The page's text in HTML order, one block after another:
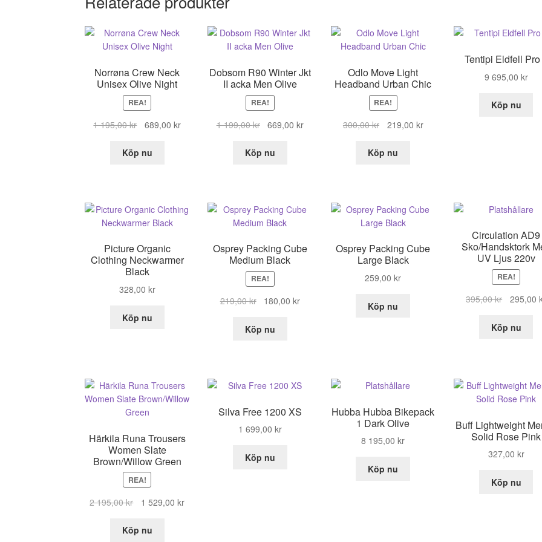
Norrøna Crew Neck
Unisex Olive Night
REA!
1 195,00kr
Det
priset
689,00krDet
Köp nu
Dobsom R90 Winter Jkt
II acka Men Olive
REA!
1 199,00kr
Det
priset
669,00krDet
Köp nu
Odlo Move Light
Headband Urban Chic
REA!
300,00kr
Det
priset
219,00 krDet
Köp nu
Tentipi Eldfell
9 695,00 kr
Köp nu
Picture Organic
Clothing Neckwarmer
Black
328,00 kr
Köp nu
Osprey Packing Cube
Medium Black
REA!
219,00kr
Det
priset
180,00krDet
Köp nu
Osprey Packing Cube
Large Black
259,00kr
Köp nu
Circulation AD9
Sko/Handsktork
UV Ljus 220v
REA!
395,00kr
Det
priset
295,00
Köp nu
Härkila Runa Trousers
Women Slate
Brown/Willow Green
REA!
2 195,00kr
Det
priset
1 529,00krDet
Köp nu
Silva Free 1200 XS
1 699,00 kr
Köp nu
Hubba Hubba Bikepack
1 Dark Olive
8 195,00kr
Köp nu
Buff Lightweight
Solid Rose Pink
327,00 kr
Köp nu